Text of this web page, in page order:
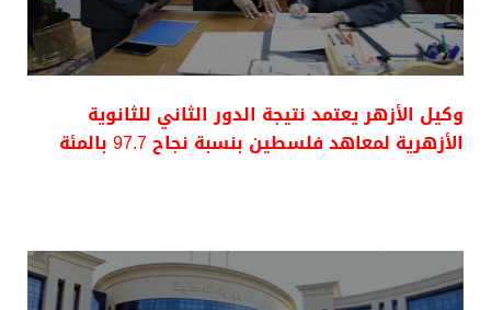
وكيل الأزهر يعتمد نتيجة الدور الثاني للثانوية
الأزهرية لمعاهد فلسطين بنسبة نجاح 97.7 بالمئة